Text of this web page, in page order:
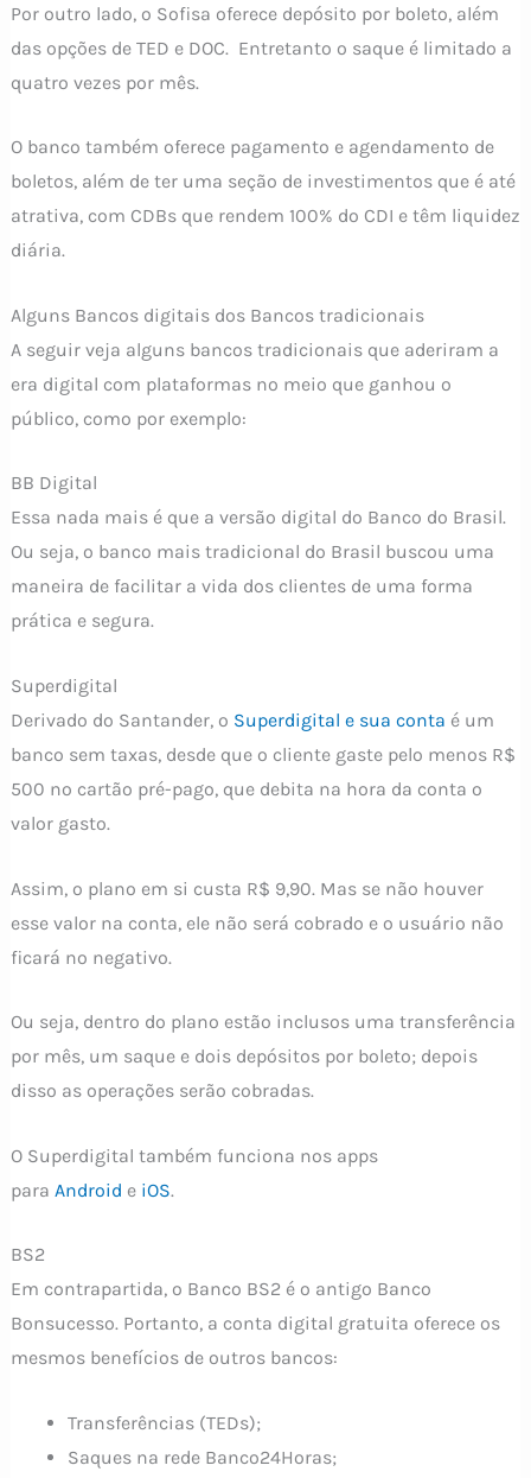
Por outro lado, o Sofisa oferece depósito por boleto, além
das opções de TED e DOC. Entretanto o saque é limitado a
quatro vezes por mês.
O banco também oferece pagamento e agendamento de
boletos, além de ter uma seção de investimentos que é até
atrativa, com CDBs que rendem 100% do CDI e têm liquidez
diária.
Alguns Bancos digitais dos Bancos tradicionais
A seguir veja alguns bancos tradicionais que aderiram a
era digital com plataformas no meio que ganhou o
público, como por exemplo:
BB Digital
Essa nada mais é que a versão digital do Banco do Brasil.
Ou seja, o banco mais tradicional do Brasil buscou uma
maneira de facilitar a vida dos clientes de uma forma
prática e segura.
Superdigital
Derivado do Santander, o Superdigital e sua conta é um
banco sem taxas, desde que o cliente gaste pelo menos R$
500 no cartão pré-pago, que debita na hora da conta o
valor gasto.
Assim, o plano em si custa R$ 9,90. Mas se não houver
esse valor na conta, ele não será cobrado e o usuário não
ficará no negativo.
Ou seja, dentro do plano estão inclusos uma transferência
por mês, um saque e dois depósitos por boleto; depois
disso as operações serão cobradas.
O Superdigital também funciona nos apps
para Android e iOS.
BS2
Em contrapartida, o Banco BS2 é o antigo Banco
Bonsucesso. Portanto, a conta digital gratuita oferece os
mesmos benefícios de outros bancos:
Transferências (TEDs);
Saques na rede Banco24Horas;